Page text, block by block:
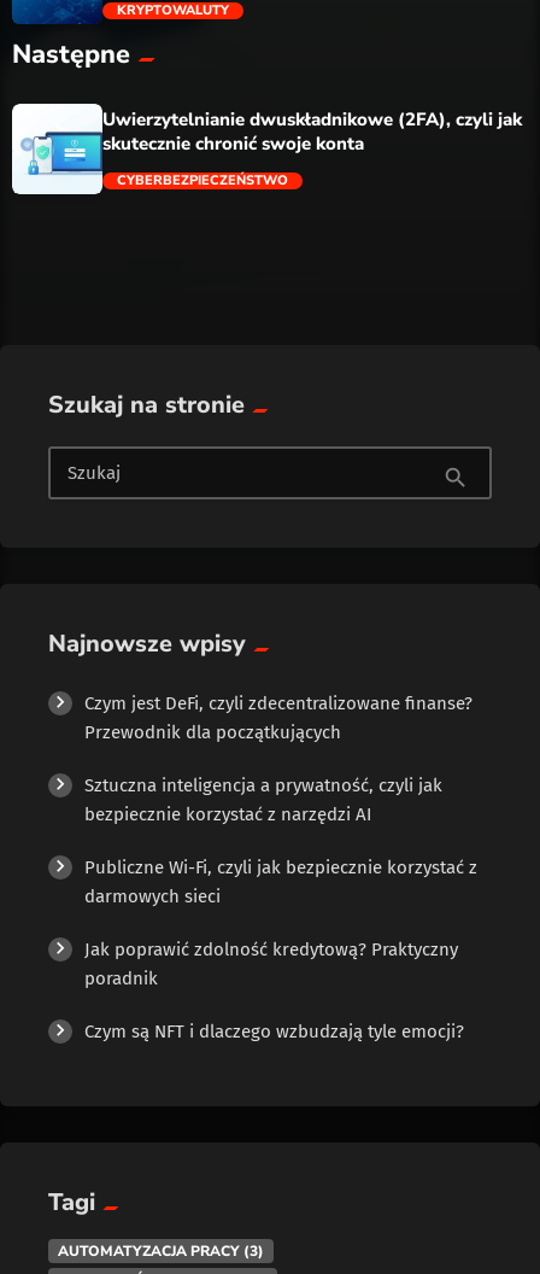
KRYPTOWALUTY
Następne
Uwierzytelnianie dwuskładnikowe (2FA), czyli jak
skutecznie chronić swoje konta
CYBERBEZPIECZEŃSTWO
Szukaj na stronie
Szukaj search
Najnowsze wpisy
Czym jest DeFi, czyli zdecentralizowane finanse?
Przewodnik dla początkujących
Sztuczna inteligencja a prywatność, czyli jak
bezpiecznie korzystać z narzędzi AI
Publiczne Wi-Fi, czyli jak bezpiecznie korzystać z
darmowych sieci
Jak poprawić zdolność kredytową? Praktyczny
poradnik
Czym są NFT i dlaczego wzbudzają tyle emocji?
Tagi
AUTOMATYZACJA PRACY (3)